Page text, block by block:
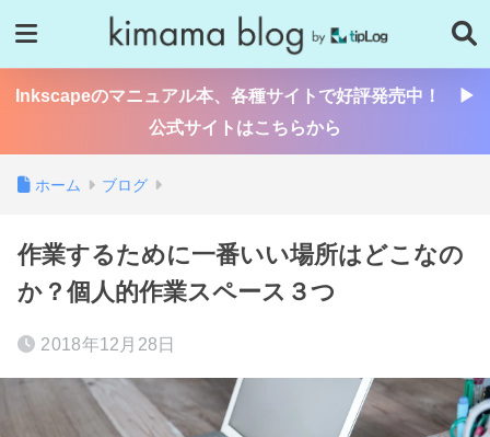
Inkscapeのマニュアル本、各種サイトで好評発売中！ ▶
公式サイトはこちらから
ホーム ブログ
作業するために一番いい場所はどこなの
か？個人的作業スペース３つ
2018年12月28日